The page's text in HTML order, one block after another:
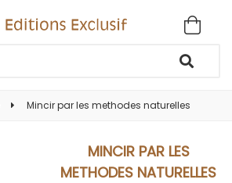
Mincir par les methodes naturelles
MINCIR PAR LES
METHODES NATURELLES